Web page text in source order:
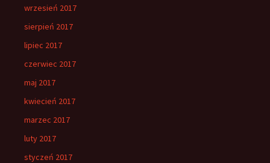
wrzesień 2017
sierpień 2017
lipiec 2017
czerwiec 2017
maj 2017
kwiecień 2017
marzec 2017
luty 2017
styczeń 2017